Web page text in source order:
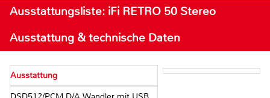
Ausstattungsliste: iFi RETRO 50 Stereo
Ausstattung & technische Daten
Ausstattung